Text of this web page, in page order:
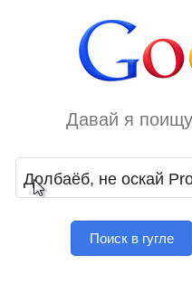
Давай я поищу
Поиск в гугле